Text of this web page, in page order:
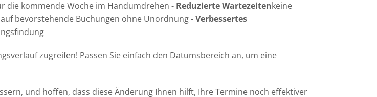
die kommende Woche im Handumdrehen - Reduzierte Wartezeitenkeine
bevorstehende Buchungen ohne Unordnung -Verbessertes
zugreifen! Passen Sie einfach den Datumsbereich an, um eine
und hoffen, dass diese Änderung Ihnen hilft, Ihre Termine noch effektiver